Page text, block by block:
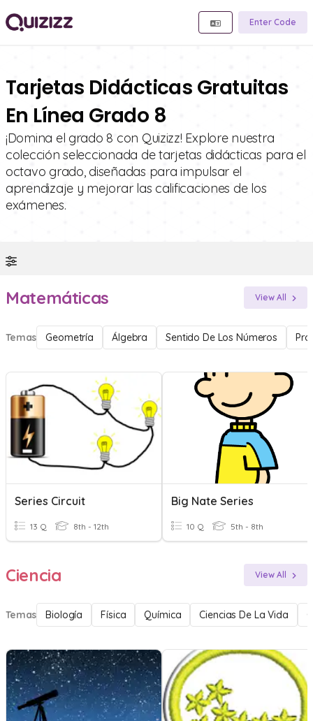
Enter Code
Tarjetas Didácticas Gratuitas
En Línea Grado 8
¡Domina el grado 8 con Quizizz! Explore nuestra
colección seleccionada de tarjetas didácticas para el
octavo grado, diseñadas para impulsar el
aprendizaje y mejorar las calificaciones de los
exámenes.
Matemáticas View All
Temas Geometría Álgebra Sentido De Los Números
Series Circuit
13 Q 8th - 12th
Big Nate Series
10 Q 5th - 8th
Ciencia View All
Temas Biología Física Química Ciencias De La Vida